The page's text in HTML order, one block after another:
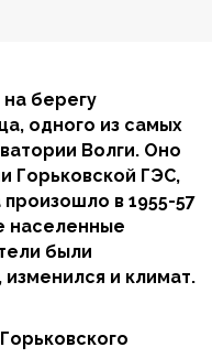
берегу
одного из самых
Волги. Оно
Горьковской ГЭС,
в 1955-57
населенные
были
и климат.